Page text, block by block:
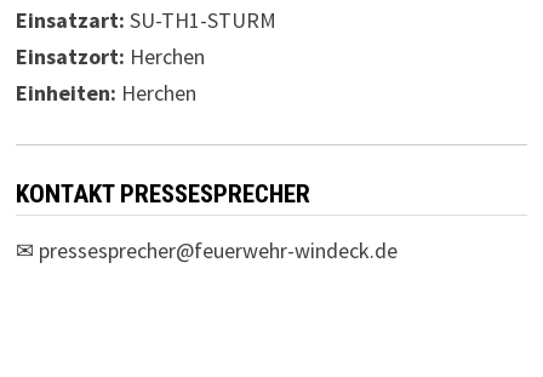
Einsatzart: SU-TH1-STURM
Einsatzort: Herchen
Einheiten: Herchen
KONTAKT PRESSESPRECHER
✉ pressesprecher@feuerwehr-windeck.de